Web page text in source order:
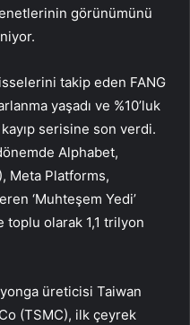
görünümünü
takip eden FANG
yaşadı ve %10’luk
serisine son verdi.
Alphabet,
), Meta Platforms,
‘Muhteşem Yedi’
olarak 1,1 trilyon
üreticisi Taiwan
(TSMC), ilk çeyrek